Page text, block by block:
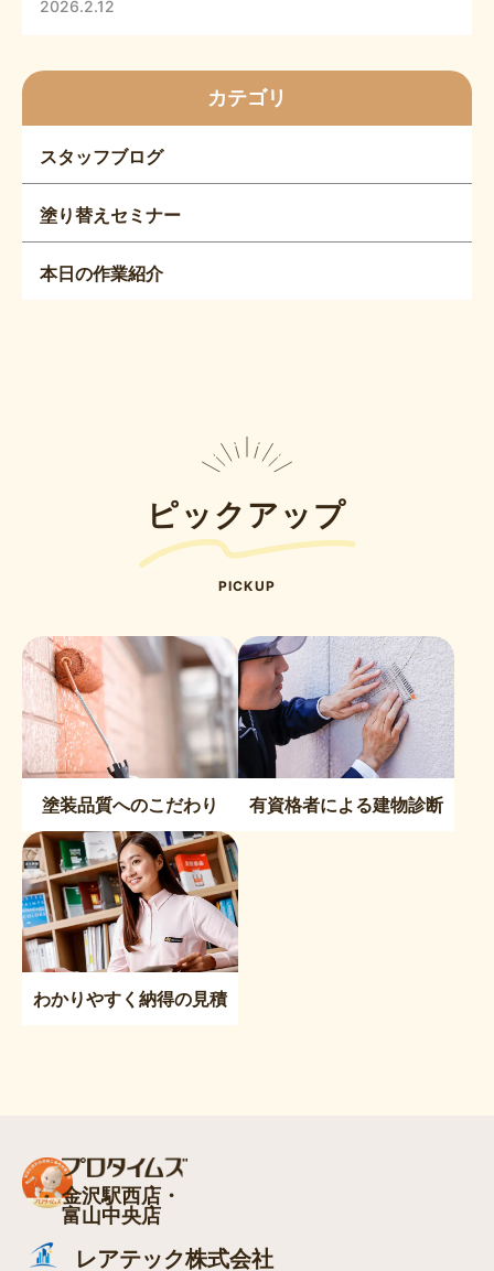
2026.2.12
カテゴリ
スタッフブログ
塗り替えセミナー
本日の作業紹介
ピックアップ
PICKUP
塗装品質へのこだわり 有資格者による建物診断
わかりやすく納得の見積
金沢駅西店・
富山中央店
レアテック株式会社